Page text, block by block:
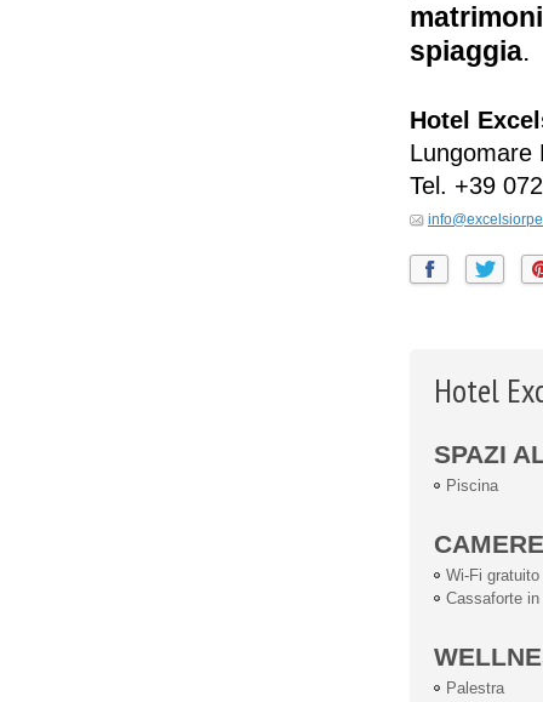
spiaggia.
Hotel
Lungomare
Tel. +39
Hotel
SPAZI
Piscina
CAMERE
Wi-Fi gratuito
Cassaforte
Palestra